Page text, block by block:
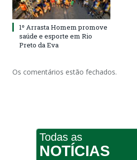
1º Arrasta Homem promove
saúde e esporte em Rio
Preto da Eva
Os comentários estão fechados.
Todas as
NOTÍCIAS